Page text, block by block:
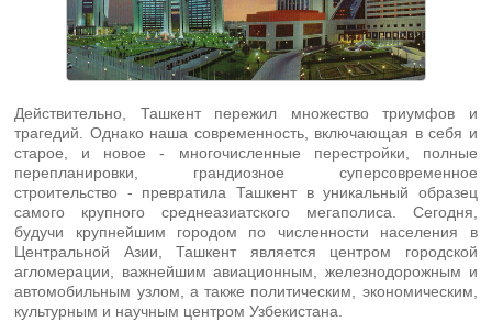
Действительно, Ташкент пережил множество триумфов и
трагедий. Однако наша современность, включающая в себя и
старое, и новое - многочисленные перестройки, полные
перепланировки, грандиозное суперсовременное
строительство - превратила Ташкент в уникальный образец
самого крупного среднеазиатского мегаполиса. Сегодня,
будучи крупнейшим городом по численности населения в
Центральной Азии, Ташкент является центром городской
агломерации, важнейшим авиационным, железнодорожным и
автомобильным узлом, а также политическим, экономическим,
культурным и научным центром Узбекистана.